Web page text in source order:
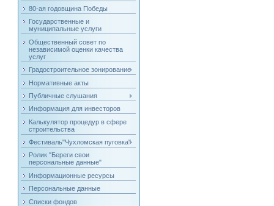
80-ая годовщина Победы
Государственные и
муниципальные услуги
Общественный совет по
независимой оценки качества
услуг
Градостроительное зонирование
Нормативные акты
Публичные слушания
Информация для инвесторов
Калькулятор процедур в сфере
строительства
Фестиваль"Чухломская пуговка"
Ролик "Береги свои
персональные данные"
Информационные ресурсы
Персональные данные
Списки фондов